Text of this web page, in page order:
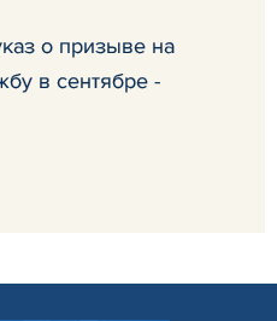
о призыве на
в сентябре -